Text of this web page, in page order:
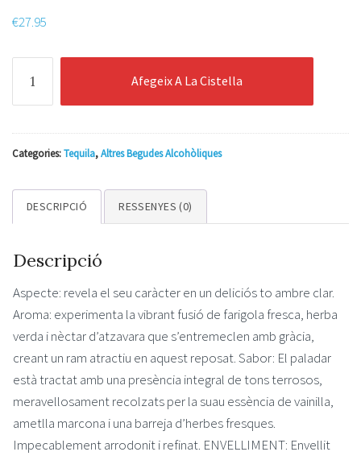
€27.95
Corazon
Single
Estate
40%
70cl
Afegeix A La Cistella
Categories:Tequila,Altres Begudes Alcohòliques
DESCRIPCIÓ RESSENYES (0)
Descripció
Aspecte: revela el seu caràcter en un deliciós to ambre clar.
Aroma: experimenta la vibrant fusió de farigola fresca, herba
verda i nèctar d’atzavara que s’entremeclen amb gràcia,
creant un ram atractiu en aquest reposat. Sabor: El paladar
està tractat amb una presència integral de tons terrosos,
meravellosament recolzats per la suau essència de vainilla,
ametlla marcona i una barreja d’herbes fresques.
Impecablement arrodonit i refinat. ENVELLIMENT: Envellit